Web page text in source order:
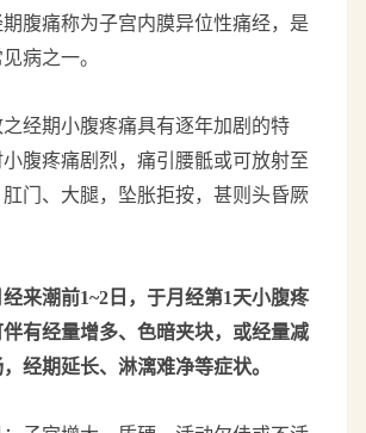
腹痛称为子宫内膜异位性痛经，是
病之一。
经期小腹疼痛具有逐年加剧的特
腹疼痛剧烈，痛引腰骶或可放射至
肛门、大腿，坠胀拒按，甚则头昏厥
来潮前1~2日，于月经第1天小腹疼
有经量增多、色暗夹块，或经量减
经期延长、淋漓难净等症状。